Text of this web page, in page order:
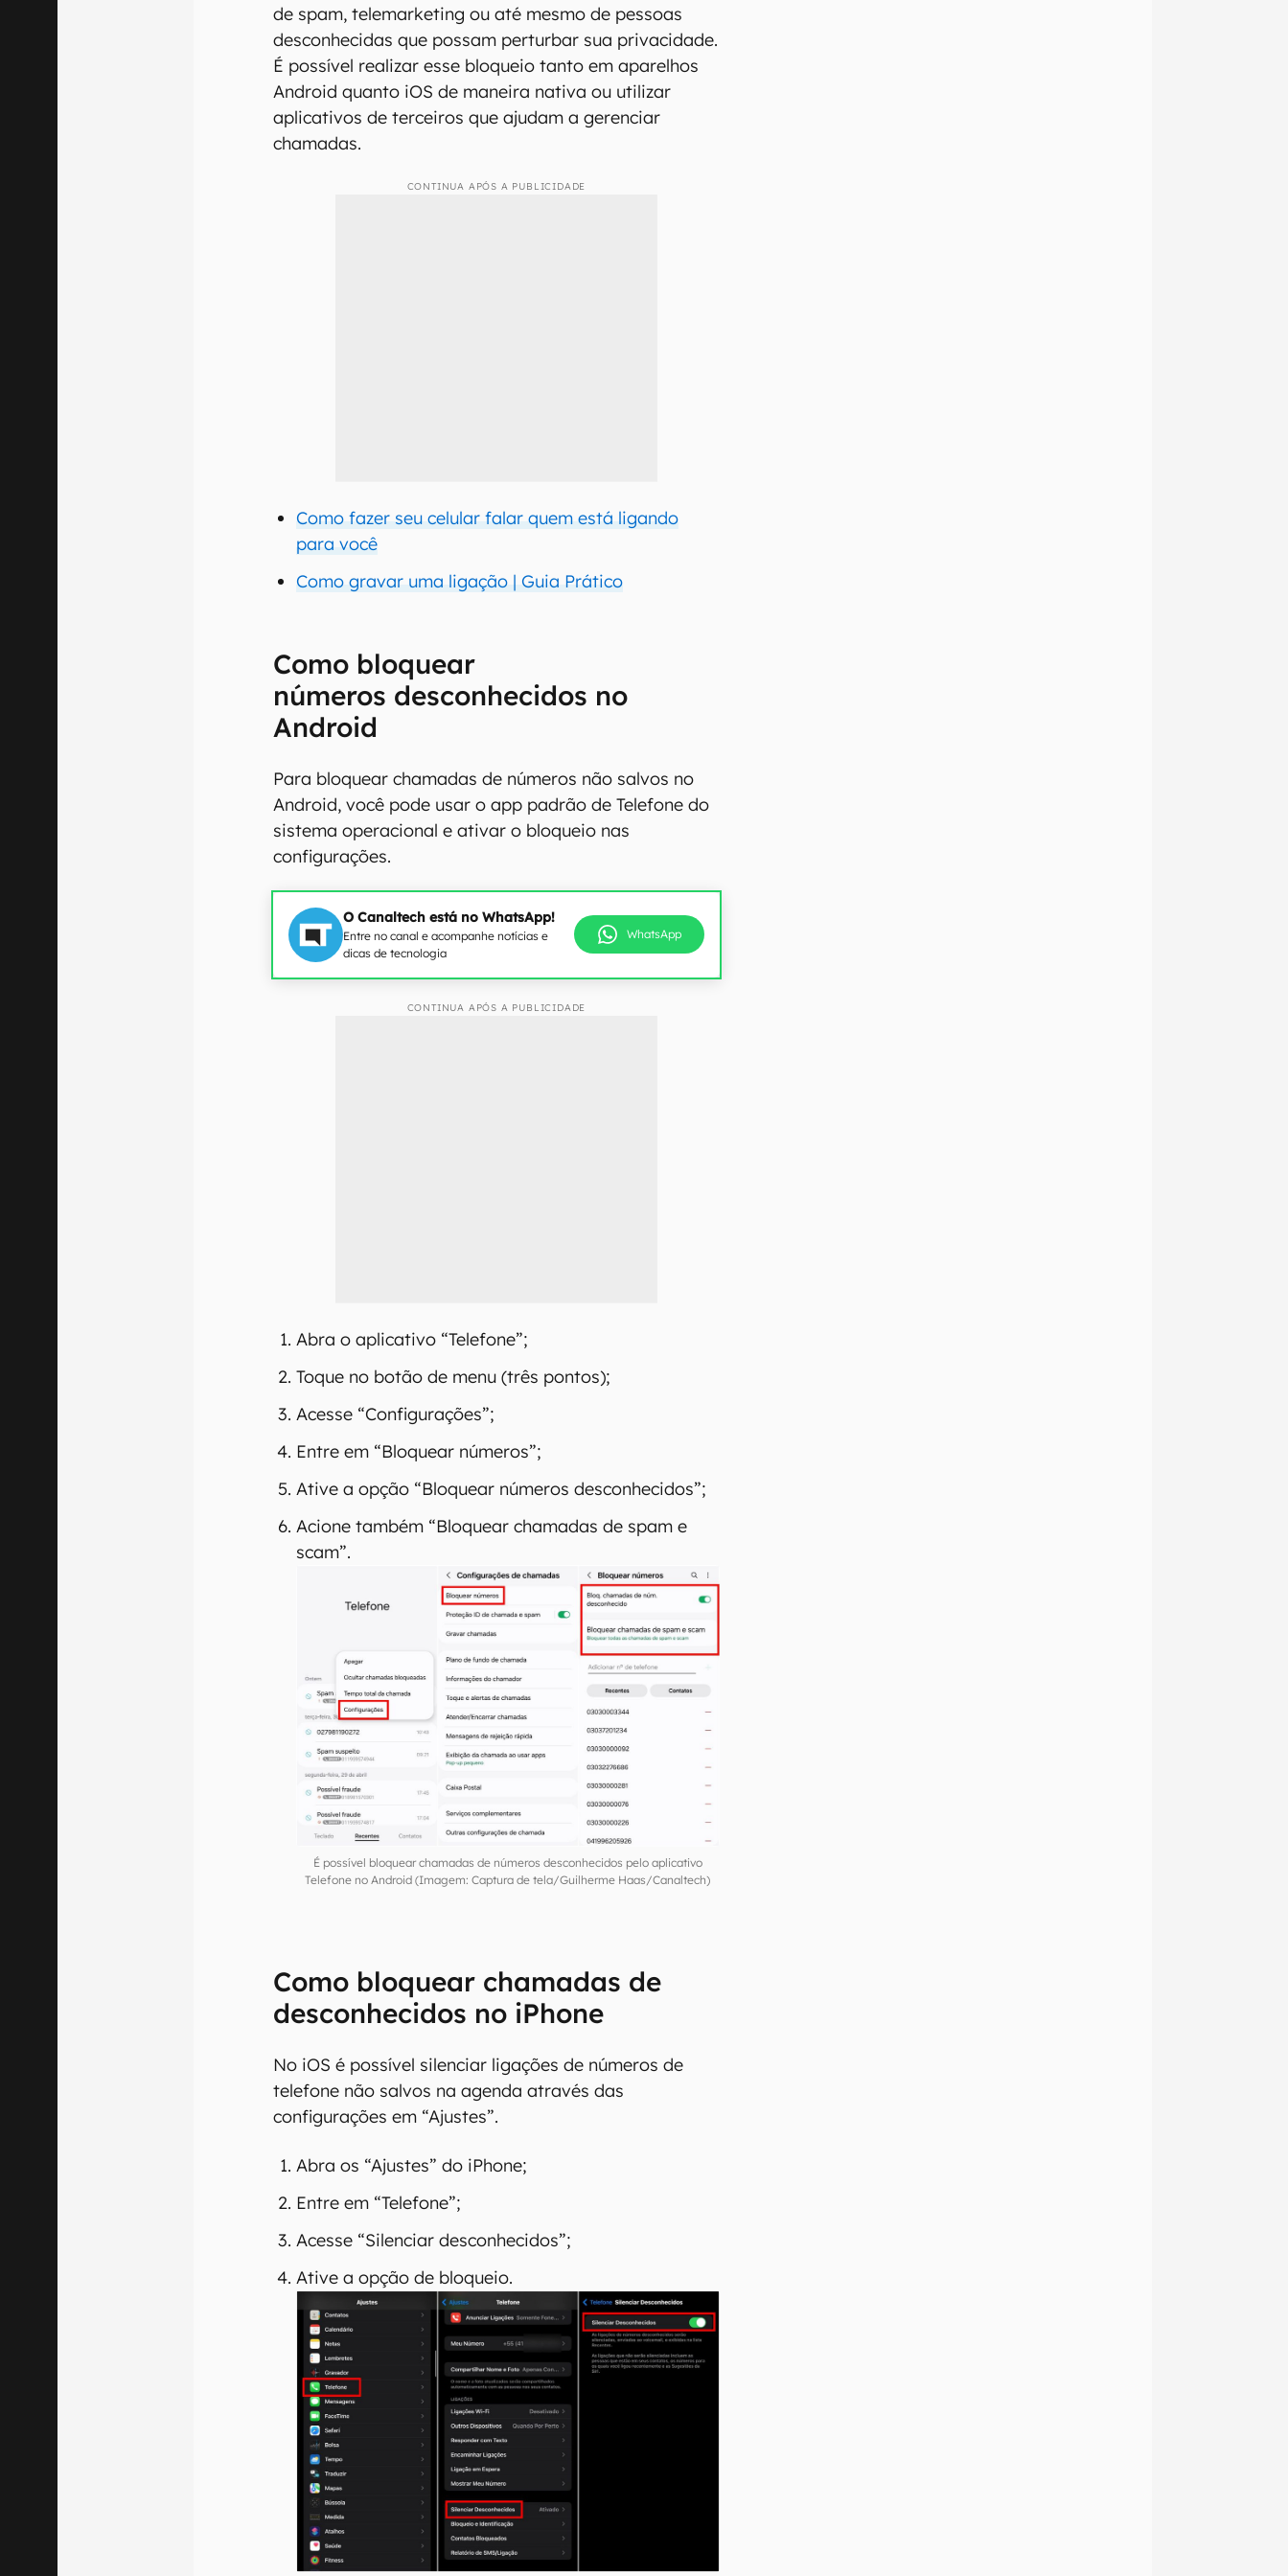
de spam, telemarketing ou até mesmo de pessoas
desconhecidas que possam perturbar sua privacidade.
É possível realizar esse bloqueio tanto em aparelhos
Android quanto iOS de maneira nativa ou utilizar
aplicativos de terceiros que ajudam a gerenciar
chamadas.
CONTINUA APÓS A PUBLICIDADE
Como fazer seu celular falar quem está ligando
para você
Como gravar uma ligação | Guia Prático
Como bloquear
números desconhecidos no
Android
Para bloquear chamadas de números não salvos no
Android, você pode usar o app padrão de Telefone do
sistema operacional e ativar o bloqueio nas
configurações.
O Canaltech está no WhatsApp!
Entre no canal e acompanhe notícias e
dicas de tecnologia
WhatsApp
CONTINUA APÓS A PUBLICIDADE
Abra o aplicativo “Telefone”;
Toque no botão de menu (três pontos);
Acesse “Configurações”;
Entre em “Bloquear números”;
Ative a opção “Bloquear números desconhecidos”;
Acione também “Bloquear chamadas de spam e
scam”.
É possível bloquear chamadas de números desconhecidos pelo aplicativo
Telefone no Android (Imagem: Captura de tela/Guilherme Haas/Canaltech)
Como bloquear chamadas de
desconhecidos no iPhone
No iOS é possível silenciar ligações de números de
telefone não salvos na agenda através das
configurações em “Ajustes”.
Abra os “Ajustes” do iPhone;
Entre em “Telefone”;
Acesse “Silenciar desconhecidos”;
Ative a opção de bloqueio.